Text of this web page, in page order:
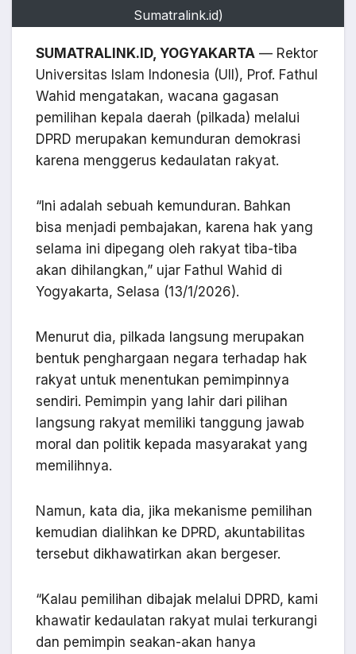
Sumatralink.id)
SUMATRALINK.ID, YOGYAKARTA — Rektor
Universitas Islam Indonesia (UII), Prof. Fathul
Wahid mengatakan, wacana gagasan
pemilihan kepala daerah (pilkada) melalui
DPRD merupakan kemunduran demokrasi
karena menggerus kedaulatan rakyat.
“Ini adalah sebuah kemunduran. Bahkan
bisa menjadi pembajakan, karena hak yang
selama ini dipegang oleh rakyat tiba-tiba
akan dihilangkan,” ujar Fathul Wahid di
Yogyakarta, Selasa (13/1/2026).
Menurut dia, pilkada langsung merupakan
bentuk penghargaan negara terhadap hak
rakyat untuk menentukan pemimpinnya
sendiri. Pemimpin yang lahir dari pilihan
langsung rakyat memiliki tanggung jawab
moral dan politik kepada masyarakat yang
memilihnya.
Namun, kata dia, jika mekanisme pemilihan
kemudian dialihkan ke DPRD, akuntabilitas
tersebut dikhawatirkan akan bergeser.
“Kalau pemilihan dibajak melalui DPRD, kami
khawatir kedaulatan rakyat mulai terkurangi
dan pemimpin seakan-akan hanya